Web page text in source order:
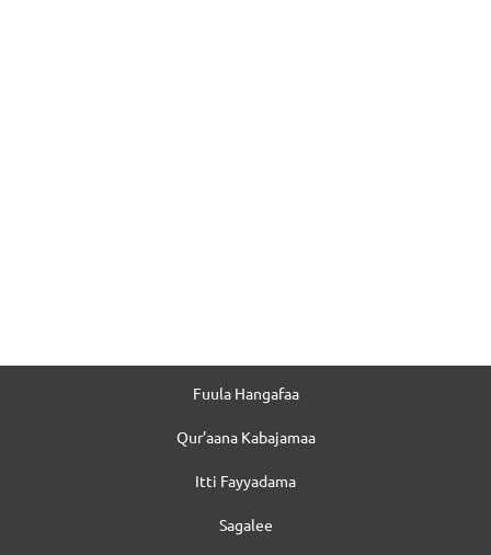
Fuula Hangafaa
Qur’aana Kabajamaa
Itti Fayyadama
Sagalee